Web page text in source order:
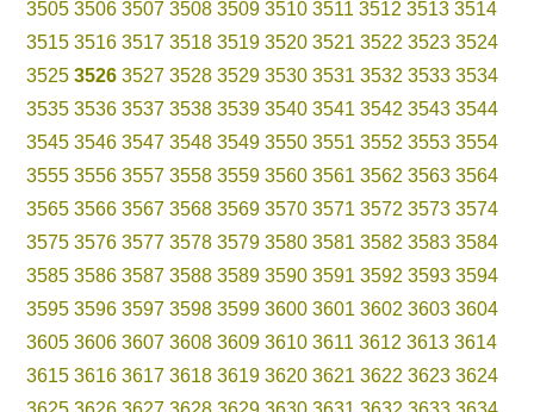
3505 3506 3507 3508 3509 3510 3511 3512 3513 3514
3515 3516 3517 3518 3519 3520 3521 3522 3523 3524
3525 3526 3527 3528 3529 3530 3531 3532 3533 3534
3535 3536 3537 3538 3539 3540 3541 3542 3543 3544
3545 3546 3547 3548 3549 3550 3551 3552 3553 3554
3555 3556 3557 3558 3559 3560 3561 3562 3563 3564
3565 3566 3567 3568 3569 3570 3571 3572 3573 3574
3575 3576 3577 3578 3579 3580 3581 3582 3583 3584
3585 3586 3587 3588 3589 3590 3591 3592 3593 3594
3595 3596 3597 3598 3599 3600 3601 3602 3603 3604
3605 3606 3607 3608 3609 3610 3611 3612 3613 3614
3615 3616 3617 3618 3619 3620 3621 3622 3623 3624